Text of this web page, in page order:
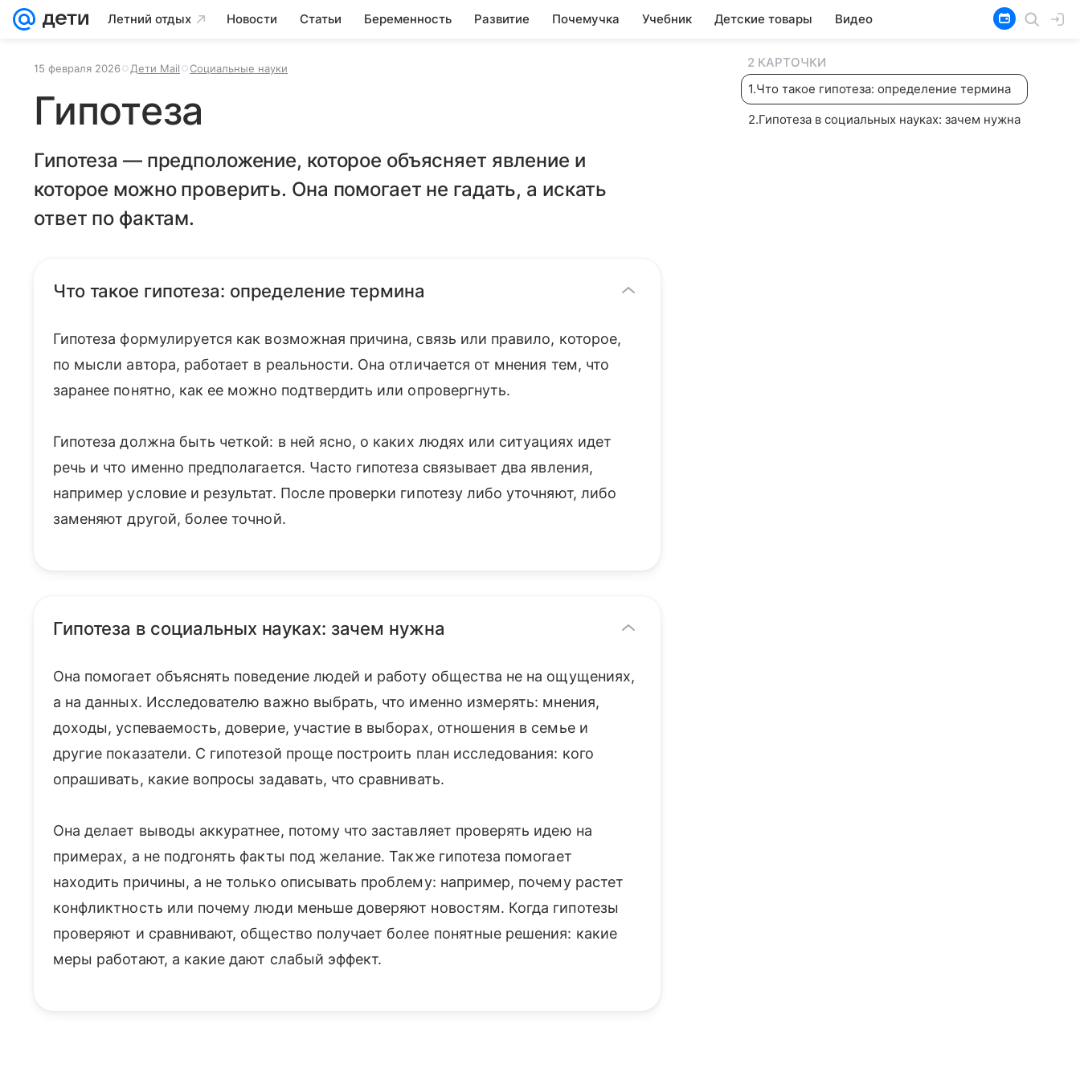
Летний отдых Новости Статьи Беременность Развитие Почемучка Учебник Детские товары Видео
15 февраля 2026 Дети Mail Социальные науки
Гипотеза
Гипотеза — предположение, которое объясняет явление и
которое можно проверить. Она помогает не гадать, а искать
ответ по фактам.
Что такое гипотеза: определение термина
Гипотеза формулируется как возможная причина, связь или правило, которое,
по мысли автора, работает в реальности. Она отличается от мнения тем, что
заранее понятно, как ее можно подтвердить или опровергнуть.
Гипотеза должна быть четкой: в ней ясно, о каких людях или ситуациях идет
речь и что именно предполагается. Часто гипотеза связывает два явления,
например условие и результат. После проверки гипотезу либо уточняют, либо
заменяют другой, более точной.
Гипотеза в социальных науках: зачем нужна
Она помогает объяснять поведение людей и работу общества не на ощущениях,
а на данных. Исследователю важно выбрать, что именно измерять: мнения,
доходы, успеваемость, доверие, участие в выборах, отношения в семье и
другие показатели. С гипотезой проще построить план исследования: кого
опрашивать, какие вопросы задавать, что сравнивать.
Она делает выводы аккуратнее, потому что заставляет проверять идею на
примерах, а не подгонять факты под желание. Также гипотеза помогает
находить причины, а не только описывать проблему: например, почему растет
конфликтность или почему люди меньше доверяют новостям. Когда гипотезы
проверяют и сравнивают, общество получает более понятные решения: какие
меры работают, а какие дают слабый эффект.
2 КАРТОЧКИ
1.Что такое гипотеза: определение термина
2.Гипотеза в социальных науках: зачем нужна